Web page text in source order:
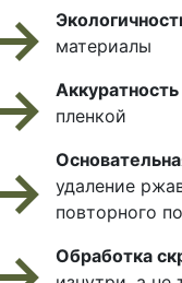
материалы
Аккуратность
пленкой
удаление
повторного
Обработка